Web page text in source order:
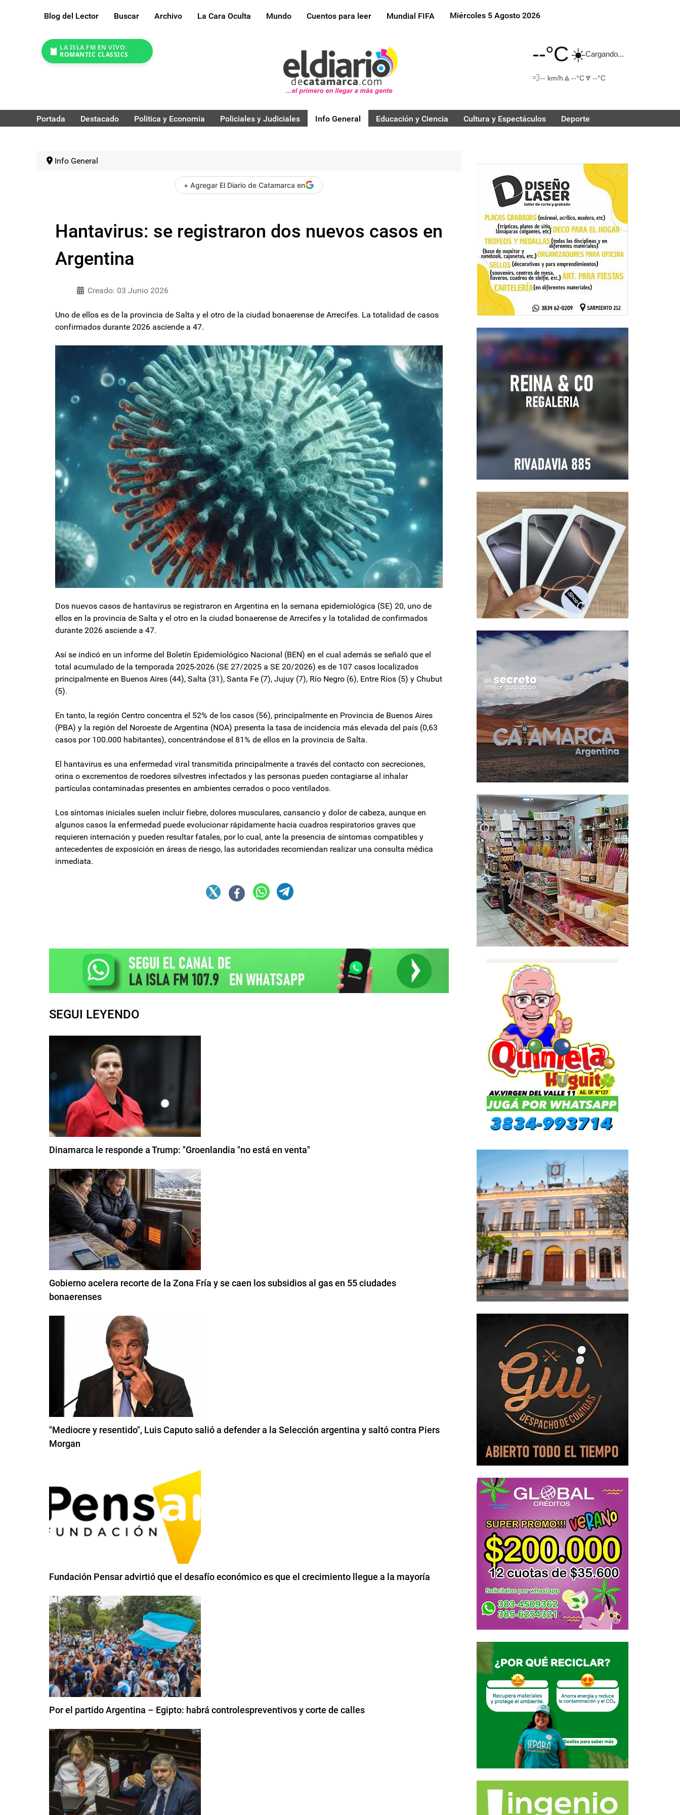
Blog del Lector Buscar Archivo La Cara Oculta Mundo Cuentos para leer Mundial FIFA Miércoles 5 Agosto 2026
LA ISLA FM EN VIVO:
ROMANTIC CLASSICS
--°C☀️Cargando...
💨-- km/h 🔼 --°C🔽 --°C
Portada Destacado Politica y Economia Policiales y Judiciales Info General Educación y Ciencia Cultura y Espectáculos Deporte
Info General
+ Agregar El Diario de Catamarca en
Hantavirus: se registraron dos nuevos casos en
Argentina
Creado: 03 Junio 2026
Uno de ellos es de la provincia de Salta y el otro de la ciudad bonaerense de Arrecifes. La totalidad de casos
confirmados durante 2026 asciende a 47.
Dos nuevos casos de hantavirus se registraron en Argentina en la semana epidemiológica (SE) 20, uno de
ellos en la provincia de Salta y el otro en la ciudad bonaerense de Arrecifes y la totalidad de confirmados
durante 2026 asciende a 47.
Así se indicó en un informe del Boletín Epidemiológico Nacional (BEN) en el cual además se señaló que el
total acumulado de la temporada 2025-2026 (SE 27/2025 a SE 20/2026) es de 107 casos localizados
principalmente en Buenos Aires (44), Salta (31), Santa Fe (7), Jujuy (7), Río Negro (6), Entre Ríos (5) y Chubut
(5).
En tanto, la región Centro concentra el 52% de los casos (56), principalmente en Provincia de Buenos Aires
(PBA) y la región del Noroeste de Argentina (NOA) presenta la tasa de incidencia más elevada del país (0,63
casos por 100.000 habitantes), concentrándose el 81% de ellos en la provincia de Salta.
El hantavirus es una enfermedad viral transmitida principalmente a través del contacto con secreciones,
orina o excrementos de roedores silvestres infectados y las personas pueden contagiarse al inhalar
partículas contaminadas presentes en ambientes cerrados o poco ventilados.
Los síntomas iniciales suelen incluir fiebre, dolores musculares, cansancio y dolor de cabeza, aunque en
algunos casos la enfermedad puede evolucionar rápidamente hacia cuadros respiratorios graves que
requieren internación y pueden resultar fatales, por lo cual, ante la presencia de síntomas compatibles y
antecedentes de exposición en áreas de riesgo, las autoridades recomiendan realizar una consulta médica
inmediata.
SEGUI LEYENDO
Dinamarca le responde a Trump: "Groenlandia "no está en venta"
Gobierno acelera recorte de la Zona Fría y se caen los subsidios al gas en 55 ciudades
bonaerenses
"Mediocre y resentido", Luis Caputo salió a defender a la Selección argentina y saltó contra Piers
Morgan
Fundación Pensar advirtió que el desafío económico es que el crecimiento llegue a la mayoría
Por el partido Argentina – Egipto: habrá controlespreventivos y corte de calles